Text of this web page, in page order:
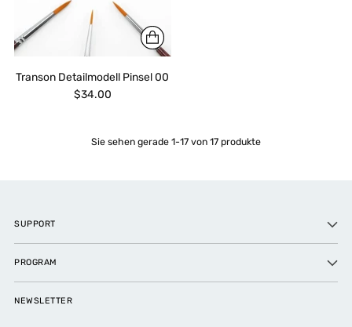
Transon Detailmodell Pinsel 00
$34.00
Sie sehen gerade 1-17 von 17 produkte
SUPPORT
PROGRAM
NEWSLETTER